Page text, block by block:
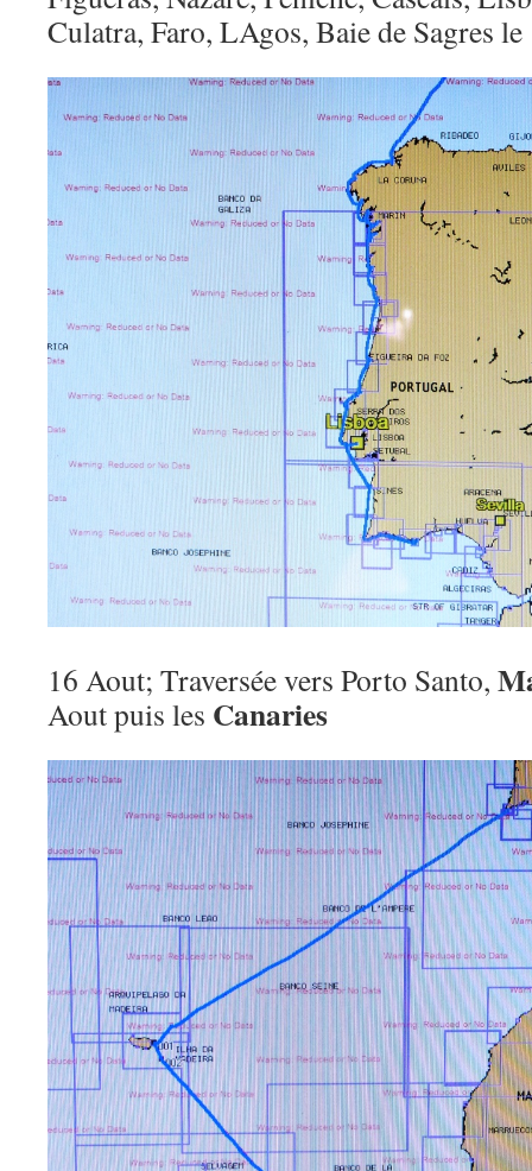
Culatra, Faro, LAgos, Baie de Sagres
16 Aout; Traversée vers Porto Santo,
Aout puis les Canaries